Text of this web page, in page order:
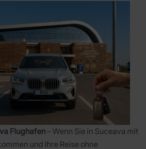
Flughafen– Wenn Sie in Suceava mit
und Ihre Reise ohne